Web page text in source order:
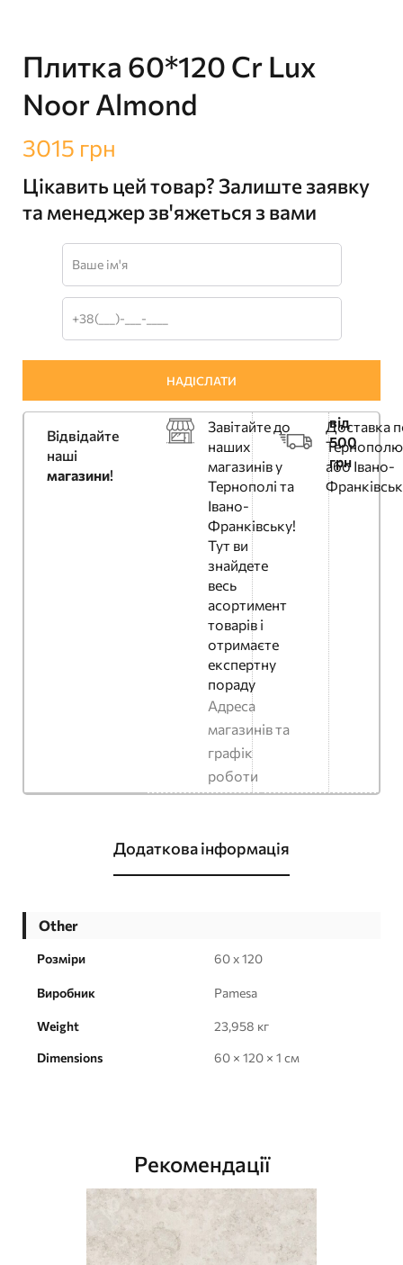
Плитка 60*120 Cr Lux
Noor Almond
3015 грн
Цікавить цей товар? Залиште заявку
та менеджер зв'яжеться з вами
Відвідайте
наші
магазини!
Завітайте до
наших
магазинів у
Тернополі та
Івано-
Франківську!
Тут ви
знайдете
весь
асортимент
товарів і
отримаєте
експертну
пораду
Адреса
магазинів та
графік
роботи
Доставка
Тернополю
або Івано-
від
500
грн
Додаткова інформація
Other
Розміри 60 x 120
Виробник Pamesa
Weight 23,958 кг
Dimensions 60 × 120 × 1 см
Рекомендації